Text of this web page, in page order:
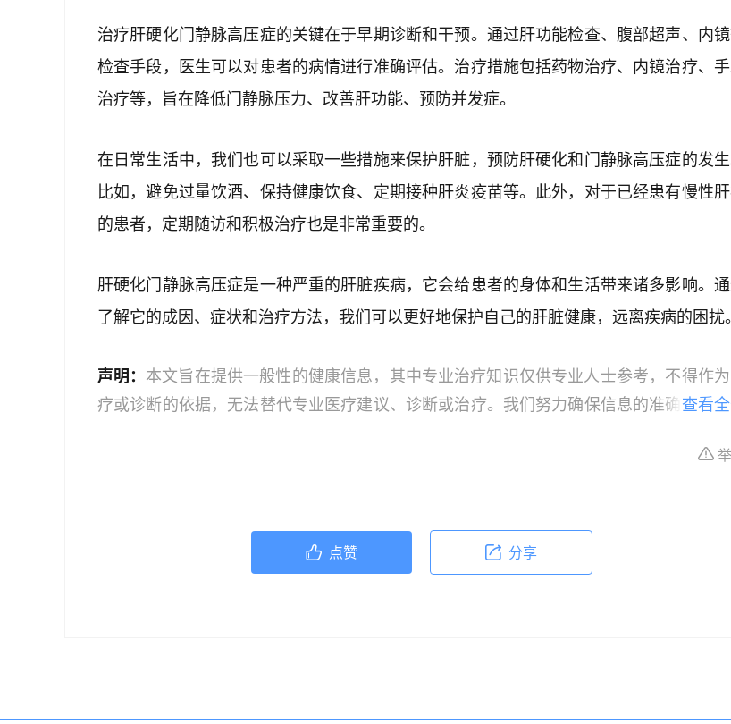
治疗肝硬化门静脉高压症的关键在于早期诊断和干预。通过肝功能检查、腹部超声、内
检查手段，医生可以对患者的病情进行准确评估。治疗措施包括药物治疗、内镜治疗、
治疗等，旨在降低门静脉压力、改善肝功能、预防并发症。
在日常生活中，我们也可以采取一些措施来保护肝脏，预防肝硬化和门静脉高压症的发生
比如，避免过量饮酒、保持健康饮食、定期接种肝炎疫苗等。此外，对于已经患有慢性
的患者，定期随访和积极治疗也是非常重要的。
肝硬化门静脉高压症是一种严重的肝脏疾病，它会给患者的身体和生活带来诸多影响。
了解它的成因、症状和治疗方法，我们可以更好地保护自己的肝脏健康，远离疾病的困扰。
声明： 本文旨在提供一般性的健康信息，其中专业治疗知识仅供专业人士参考，不得作
疗或诊断的依据，无法替代专业医疗建议、诊断或治疗。我们努力确保信息的准确性，
策时，应咨询合格的医疗专业人员。对于依据本文内容采取的任何行动，本文作者、出
查看
点赞 分享